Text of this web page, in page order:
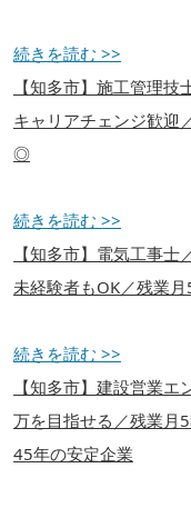
続きを読む >>
【知多市】施工管理
キャリアチェンジ歓迎
◎
続きを読む >>
【知多市】電気工事
未経験者もOK／残業
続きを読む >>
【知多市】建設営業
万を目指せる／残業月
45年の安定企業